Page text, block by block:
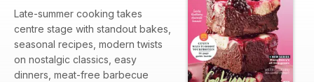
Late-summer cooking takes
centre stage with standout bakes,
seasonal recipes, modern twists
on nostalgic classics, easy
dinners, meat-free barbecue